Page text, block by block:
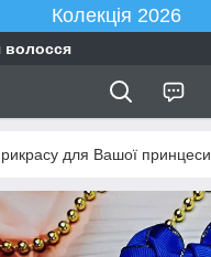
Колекція 2026
волосся
для Вашої принцеси